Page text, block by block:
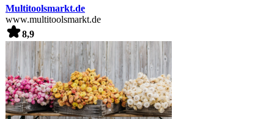
Multitoolsmarkt.de
www.multitoolsmarkt.de
8,9